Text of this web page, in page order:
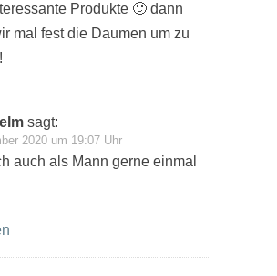
Produkte 🙂 dann
mal fest die Daumen um zu
sagt:
2020 um 19:07 Uhr
auch als Mann gerne einmal